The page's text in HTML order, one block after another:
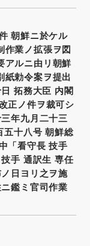
朝鮮ニ於ケル
作業ノ拡張ヲ図
アルニ由リ朝鮮
紙勅令案ヲ提出
拓務大臣 内閣
正ノ件ヲ裁可シ
年九月二十三
五十八号 朝鮮総
「看守長 技手
手 通訳生 専任
日ヨリ之ヲ施
鑑ミ官司作業